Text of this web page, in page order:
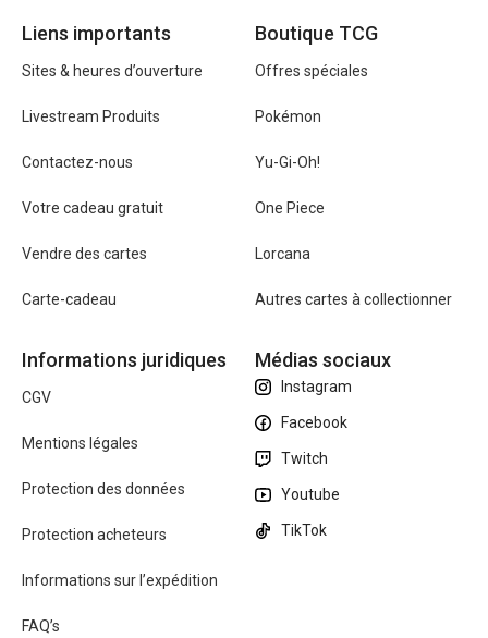
Liens importants
Sites & heures d’ouverture
Livestream Produits
Contactez-nous
Votre cadeau gratuit
Vendre des cartes
Carte-cadeau
Boutique TCG
Offres spéciales
Pokémon
Yu-Gi-Oh!
One Piece
Lorcana
Autres cartes à collectionner
Informations juridiques
CGV
Mentions légales
Protection des données
Protection acheteurs
Informations sur l’expédition
FAQ’s
Médias sociaux
Instagram
Facebook
Twitch
Youtube
TikTok